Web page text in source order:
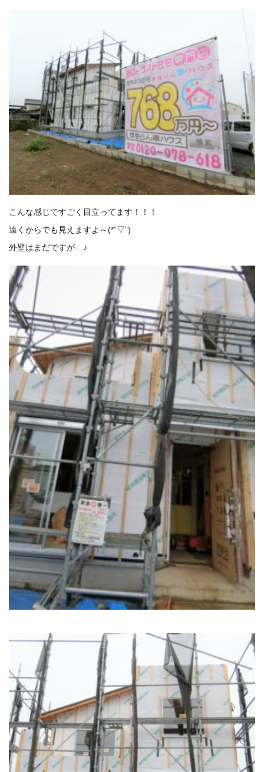
こんな感じですごく目立ってます！！！
遠くからでも見えますよ～(*”▽”)
外壁はまだですが…♪